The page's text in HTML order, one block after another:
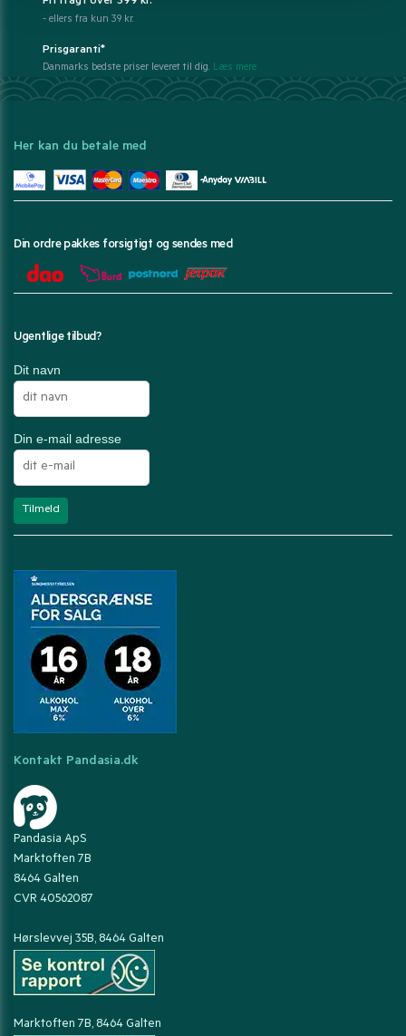
- ellers fra kun 39 kr.
Prisgaranti*
Danmarks bedste priser leveret til dig. Læs mere
Her kan du betale med
Din ordre pakkes forsigtigt og sendes med
Ugentlige tilbud?
Dit navn
Din e-mail adresse
Kontakt Pandasia.dk
Pandasia ApS
Marktoften 7B
8464 Galten
CVR 40562087
Hørslevvej 35B, 8464 Galten
Marktoften 7B, 8464 Galten